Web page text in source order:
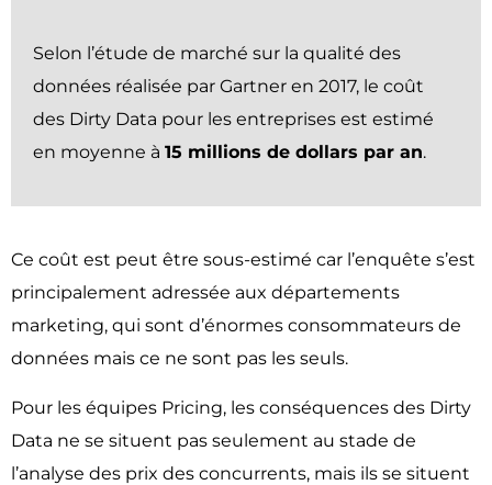
Selon l’étude de marché sur la qualité des
données réalisée par Gartner en 2017, le coût
des Dirty Data pour les entreprises est estimé
en moyenne à 15 millions de dollars par an.
Ce coût est peut être sous-estimé car l’enquête s’est
principalement adressée aux départements
marketing, qui sont d’énormes consommateurs de
données mais ce ne sont pas les seuls.
Pour les équipes Pricing, les conséquences des Dirty
Data ne se situent pas seulement au stade de
l’analyse des prix des concurrents, mais ils se situent